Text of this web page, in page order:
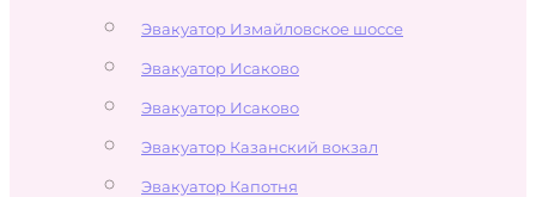
Эвакуатор Измайловское шоссе
Эвакуатор Исаково
Эвакуатор Исаково
Эвакуатор Казанский вокзал
Эвакуатор Капотня